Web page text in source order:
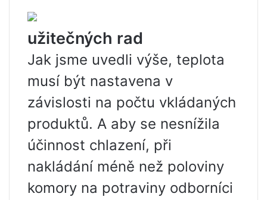
užitečných rad
Jak jsme uvedli výše, teplota
musí být nastavena v
závislosti na počtu vkládaných
produktů. A aby se nesnížila
účinnost chlazení, při
nakládání méně než poloviny
komory na potraviny odborníci